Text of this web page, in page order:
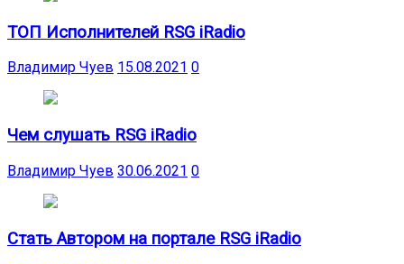
ТОП Исполнителей RSG iRadio
Владимир Чуев 15.08.2021 0
Чем слушать RSG iRadio
Владимир Чуев 30.06.2021 0
Стать Автором на портале RSG iRadio